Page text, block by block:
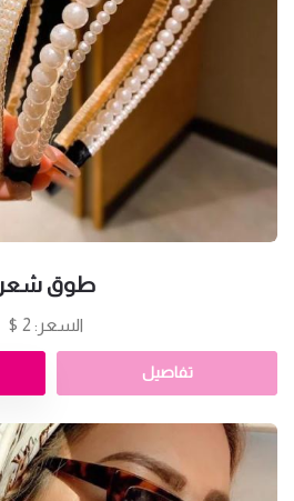
طوق شعر
السعر: 2 $
تفاصيل